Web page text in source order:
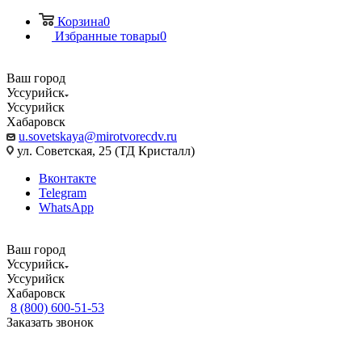
Корзина0
Избранные товары0
Ваш город
Уссурийск
Уссурийск
Хабаровск
u.sovetskaya@mirotvorecdv.ru
ул. Советская, 25 (ТД Кристалл)
Вконтакте
Telegram
WhatsApp
Ваш город
Уссурийск
Уссурийск
Хабаровск
8 (800) 600-51-53
Заказать звонок